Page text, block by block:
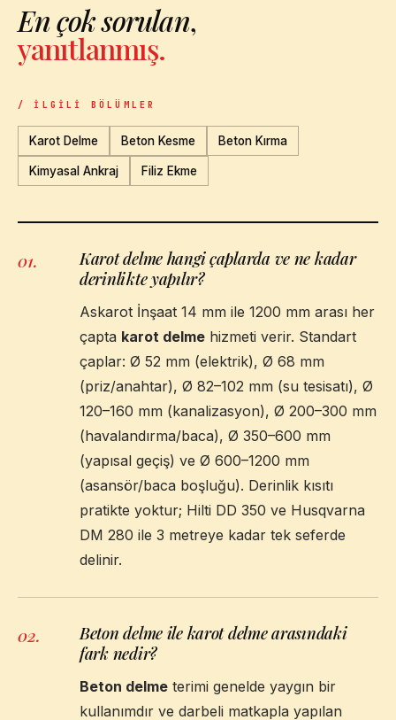
En çok sorulan,
yanıtlanmış.
/ İLGILI BÖLÜMLER
Karot Delme Beton Kesme Beton Kırma
Kimyasal Ankraj Filiz Ekme
01.
Karot delme hangi çaplarda ve ne kadar
derinlikte yapılır?
Askarot İnşaat 14 mm ile 1200 mm arası her
çapta karot delme hizmeti verir. Standart
çaplar: Ø 52 mm (elektrik), Ø 68 mm
(priz/anahtar), Ø 82–102 mm (su tesisatı), Ø
120–160 mm (kanalizasyon), Ø 200–300 mm
(havalandırma/baca), Ø 350–600 mm
(yapısal geçiş) ve Ø 600–1200 mm
(asansör/baca boşluğu). Derinlik kısıtı
pratikte yoktur; Hilti DD 350 ve Husqvarna
DM 280 ile 3 metreye kadar tek seferde
delinir.
02.
Beton delme ile karot delme arasındaki
fark nedir?
Beton delme terimi genelde yaygın bir
kullanımdır ve darbeli matkapla yapılan